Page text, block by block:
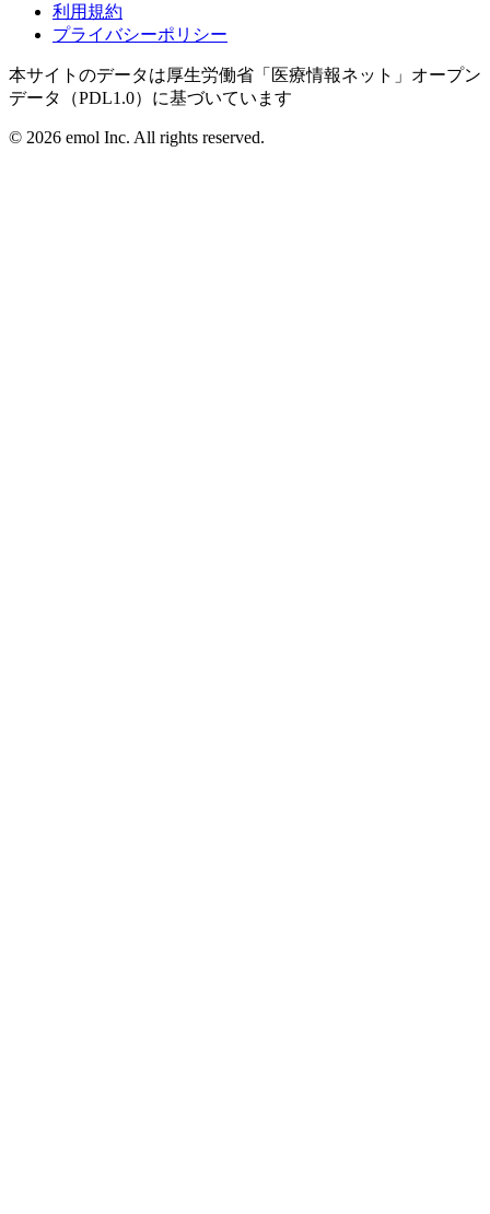
利用規約
プライバシーポリシー
本サイトのデータは厚生労働省「医療情報ネット」オープン
データ（PDL1.0）に基づいています
© 2026 emol Inc. All rights reserved.